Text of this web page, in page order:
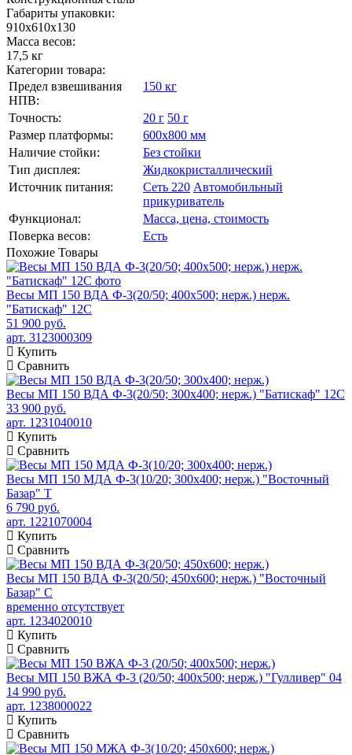
Габариты упаковки:
910х610х130
Масса весов:
17,5 кг
Категории товара:
Предел взвешивания
НПВ:
150 кг
Точность: 20 г 50 г
Размер платформы:
600х800 мм
Наличие стойки:
Без стойки
Тип дисплея:
Жидкокристаллический
Источник питания:
Сеть 220 Автомобильный
прикуриватель
Функционал:
Масса, цена, стоимость
Поверка весов:
Есть
Похожие Товары
Весы МП 150 ВДА Ф-3(20/50; 400х500; нерж.) нерж.
"Батискаф" 12С
51 900 руб.
арт. 3123000309
Купить
Сравнить
Весы МП 150 ВДА Ф-3(20/50; 300х400; нерж.) "Батискаф" 12С
33 900 руб.
арт. 1231040010
Купить
Сравнить
Весы МП 150 МДА Ф-3(10/20; 300х400; нерж.) "Восточный
Базар" Т
6 790 руб.
арт. 1221070004
Купить
Сравнить
Весы МП 150 ВДА Ф-3(20/50; 450х600; нерж.) "Восточный
Базар" С
временно отсутствует
арт. 1234020010
Купить
Сравнить
Весы МП 150 ВЖА Ф-3 (20/50; 400х500; нерж.) "Гулливер" 04
14 990 руб.
арт. 1238000022
Купить
Сравнить